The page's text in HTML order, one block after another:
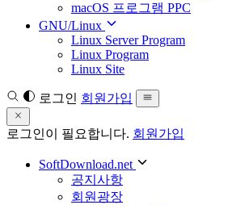
macOS 프로그램 PPC
GNU/Linux
Linux Server Program
Linux Program
Linux Site
로그인 회원가입
로그인이 필요합니다. 회원가입
SoftDownload.net
공지사항
회원광장